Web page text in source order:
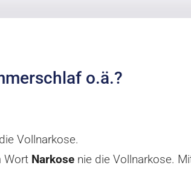
o.ä.?
Vollnarkose.
Wort Narkosenie die Vollnarkose.